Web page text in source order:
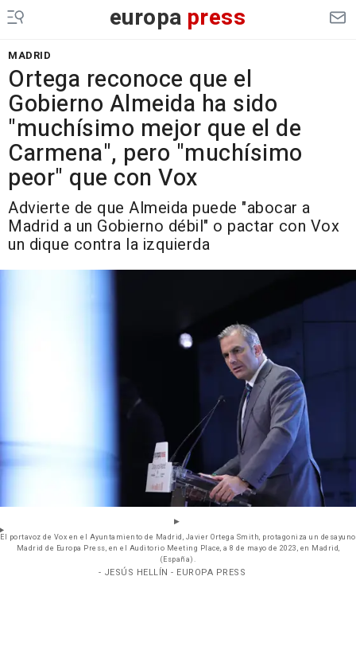
europa press
MADRID
Ortega reconoce que el
Gobierno Almeida ha sido
"muchísimo mejor que el de
Carmena", pero "muchísimo
peor" que con Vox
Advierte de que Almeida puede "abocar a
Madrid a un Gobierno débil" o pactar con Vox
un dique contra la izquierda
El portavoz de Vox en el Ayuntamiento de Madrid, Javier Ortega Smith, protagoniza un desayuno
Madrid de Europa Press, en el Auditorio Meeting Place, a 8 de mayo de 2023, en Madrid,
(España).
- JESÚS HELLÍN - EUROPA PRESS